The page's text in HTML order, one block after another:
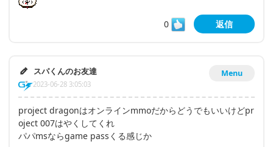
0 返信
Menu
スパくんのお友達
2023-06-28 3:05:03
project dragonはオンラインmmoだからどうでもいいけどpr
oject 007はやくしてくれ
パパmsならgame passくる感じか